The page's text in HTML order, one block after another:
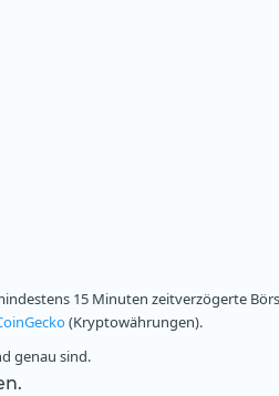
15 Minuten zeitverzögerte
(Kryptowährungen).
genau sind.